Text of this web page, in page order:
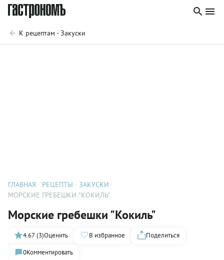
К рецептам - Закуски
ГЛАВНАЯ РЕЦЕПТЫ
ЗАКУСКИ
МОРСКИЕ ГРЕБЕШКИ "КОКИЛЬ"
Морские гребешки "Кокиль"
4.67 (3)Оценить В избранное
Поделиться
0Комментировать